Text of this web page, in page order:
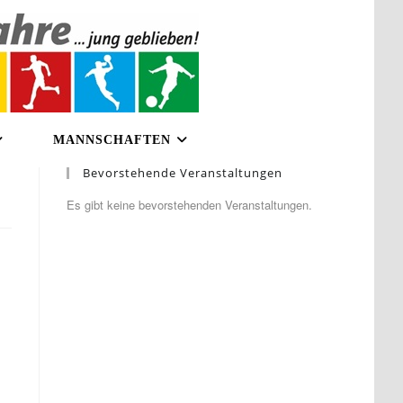
MANNSCHAFTEN
Bevorstehende Veranstaltungen
Es gibt keine bevorstehenden Veranstaltungen.